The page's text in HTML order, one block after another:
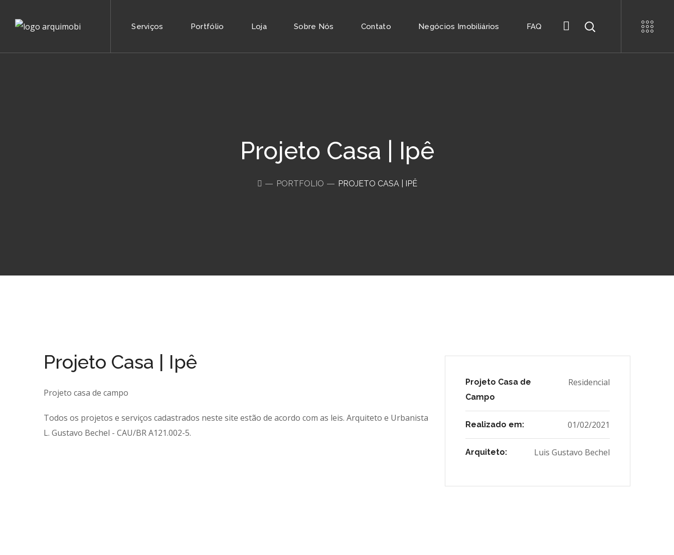
Serviços Portfólio Loja Sobre Nós Contato Negócios Imobiliários FAQ
Projeto Casa | Ipê
PORTFOLIO PROJETO CASA | IPÊ
Projeto Casa | Ipê
Projeto casa de campo
Todos os projetos e serviços cadastrados neste site estão de acordo com as leis. Arquiteto e Urbanista
L. Gustavo Bechel - CAU/BR A121.002-5.
Projeto Casa de
Campo
Residencial
Realizado em: 01/02/2021
Arquiteto: Luis Gustavo Bechel